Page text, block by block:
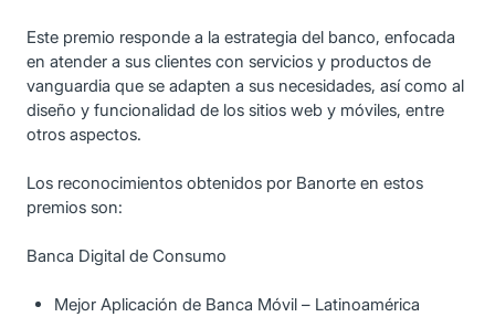
Este premio responde a la estrategia del banco, enfocada
en atender a sus clientes con servicios y productos de
vanguardia que se adapten a sus necesidades, así como al
diseño y funcionalidad de los sitios web y móviles, entre
otros aspectos.
Los reconocimientos obtenidos por Banorte en estos
premios son:
Banca Digital de Consumo
Mejor Aplicación de Banca Móvil – Latinoamérica